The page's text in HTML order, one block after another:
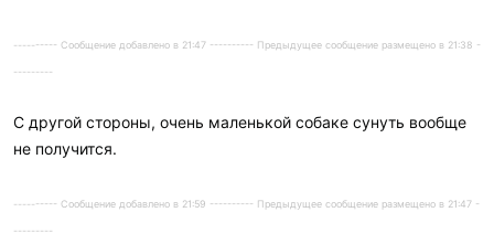
---------- Сообщение добавлено в 21:47 ---------- Предыдущее сообщение размещено в 21:38 -
---------
С другой стороны, очень маленькой собаке сунуть вообще
не получится.
---------- Сообщение добавлено в 21:59 ---------- Предыдущее сообщение размещено в 21:47 -
---------